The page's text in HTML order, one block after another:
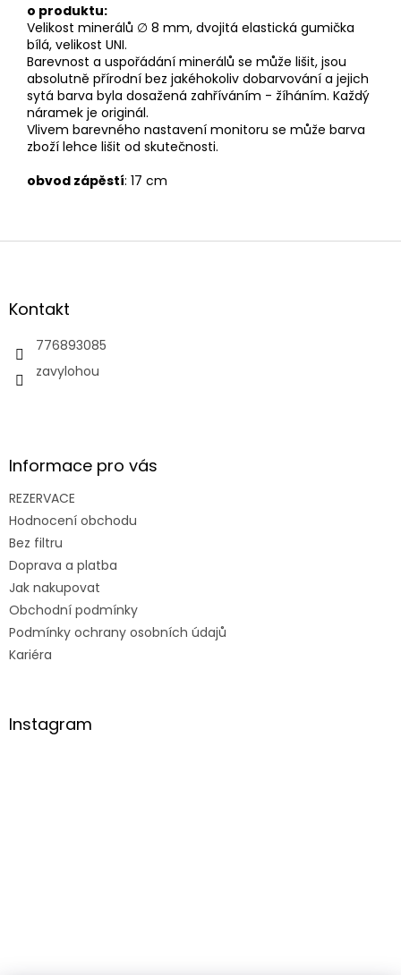
o produktu:
Velikost minerálů ∅ 8 mm, dvojitá elastická gumička
bílá, velikost UNI.
Barevnost a uspořádání minerálů se může lišit, jsou
absolutně přírodní bez jakéhokoliv dobarvování a jejich
sytá barva byla dosažená zahříváním - žíháním. Každý
náramek je originál.
Vlivem barevného nastavení monitoru se může barva
zboží lehce lišit od skutečnosti.
obvod zápěstí: 17 cm
Z
aKontakt
776893085
zavylohou
Informace pro vás
REZERVACE
Hodnocení obchodu
Bez filtru
Doprava a platba
Jak nakupovat
Obchodní podmínky
Podmínky ochrany osobních údajů
Kariéra
Instagram